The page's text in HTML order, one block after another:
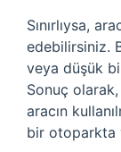
Sınırlıysa,
edebilirsiniz.
veya düşük
Sonuç
aracın
bir otoparkta